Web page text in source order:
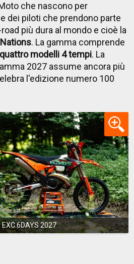
che nascono per
dei piloti che prendono parte
più dura al mondo e cioè la
. La gamma comprende
modelli 4 tempi. La
2027 assume ancora più
l'edizione numero 100
EXC 6DAYS 2027